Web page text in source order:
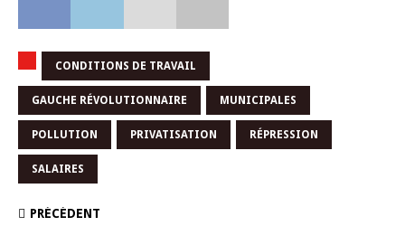
CONDITIONS DE TRAVAIL
GAUCHE RÉVOLUTIONNAIRE MUNICIPALES
POLLUTION PRIVATISATION RÉPRESSION
SALAIRES
PRÉCÉDENT